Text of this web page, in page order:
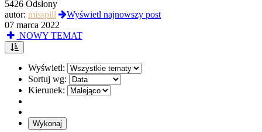
5426 Odsłony
autor: misspill
Wyświetl najnowszy post
07 marca 2022
NOWY TEMAT
Wyświetl:
Sortuj wg:
Kierunek: